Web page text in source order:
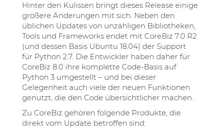
Hinter den Kulissen bringt dieses Release einige
größere Änderungen mit sich. Neben den
üblichen Updates von unzähligen Bibliotheken,
Tools und Frameworks endet mit CoreBiz 7.0 R2
(und dessen Basis Ubuntu 18.04) der Support
für Python 2.7. Die Entwickler haben daher für
CoreBiz 8.0 ihre komplette Code-Basis auf
Python 3 umgestellt – und bei dieser
Gelegenheit auch viele der neuen Funktionen
genutzt, die den Code übersichtlicher machen.
Zu CoreBiz gehören folgende Produkte, die
direkt vom Update betroffen sind: